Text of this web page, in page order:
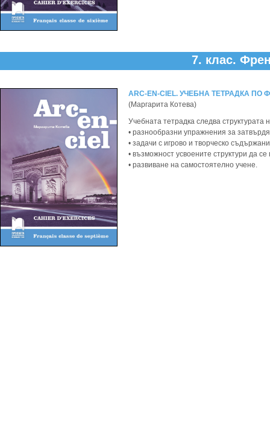
7. клас.
ARC-EN-CIEL. УЧЕБНА ТЕТРАДКА ПО
(Маргарита Котева)
Учебната тетрадка следва структурата
• разнообразни упражнения за
• задачи с игрово и творческо
• възможност усвоените структури да се
• развиване на самостоятелно учене.